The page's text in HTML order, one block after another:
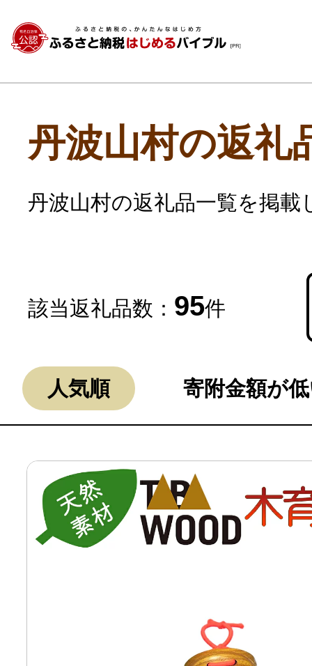
よく見られている返礼品
寄付上限額シミュレーション
丹波山村の返礼
丹波山村の返礼品一覧を掲載
該当返礼品数： 95件
人気順 寄附金額が